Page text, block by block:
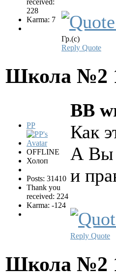
228
Karma: 7
Гр.(с)
Reply Quote
Школа №2
PP
OFFLINE
Холоп
Posts: 31410
Thank you
received: 224
Karma: -124
BB
Как
А Вы
и
Reply Quote
Школа №2